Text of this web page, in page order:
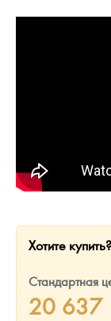
Хотите купить?
Стандартная
20 637